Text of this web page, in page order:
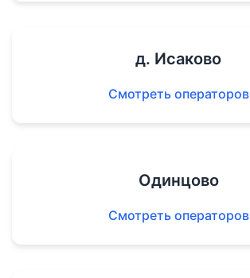
д. Исаково
Смотреть операторов
Одинцово
Смотреть операторов